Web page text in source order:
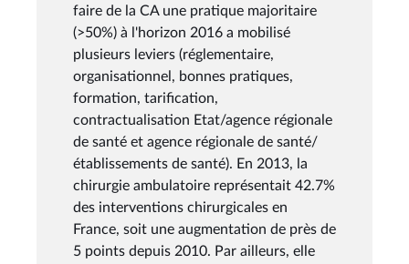
faire de la CA une pratique majoritaire
(>50%) à l'horizon 2016 a mobilisé
plusieurs leviers (réglementaire,
organisationnel, bonnes pratiques,
formation, tarification,
contractualisation Etat/agence régionale
de santé et agence régionale de santé/
établissements de santé). En 2013, la
chirurgie ambulatoire représentait 42.7%
des interventions chirurgicales en
France, soit une augmentation de près de
5 points depuis 2010. Par ailleurs, elle